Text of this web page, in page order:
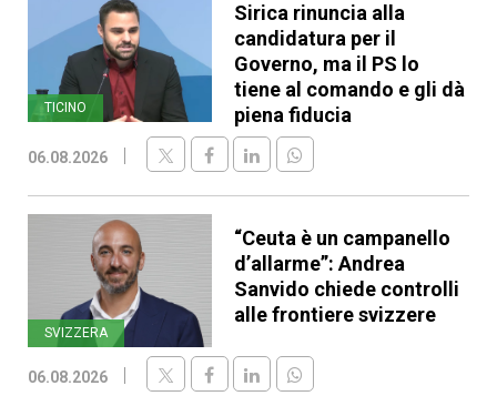
TICINO
Sirica rinuncia alla
candidatura per il
Governo, ma il PS lo
tiene al comando e gli dà
piena fiducia
06.08.2026
SVIZZERA
“Ceuta è un campanello
d’allarme”: Andrea
Sanvido chiede controlli
alle frontiere svizzere
06.08.2026